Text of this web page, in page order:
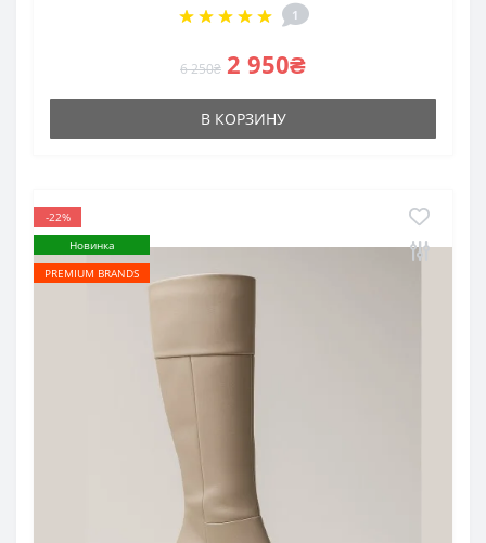
1
6 250₴ 2 950₴
В КОРЗИНУ
-22%
Новинка
PREMIUM BRANDS